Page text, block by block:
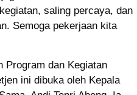
saling percaya, dan
Semoga pekerjaan kita
Program dan Kegiatan
ini dibuka oleh Kepala